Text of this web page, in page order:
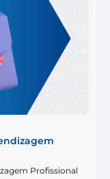
Profissional